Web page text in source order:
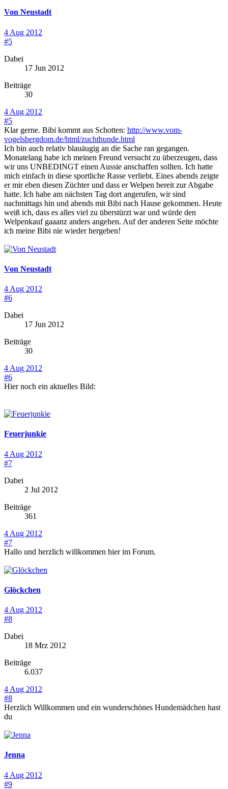
Von Neustadt
4 Aug 2012
#5
Dabei
17 Jun 2012
Beiträge
30
4 Aug 2012
#5
Klar gerne. Bibi kommt aus Schotten: http://www.vom-
vogelsbergdom.de/html/zuchthunde.html
Ich bin auch relativ blauäugig an die Sache ran gegangen.
Monatelang habe ich meinen Freund versucht zu überzeugen, dass
wir uns UNBEDINGT einen Aussie anschaffen sollten. Ich hatte
mich einfach in diese sportliche Rasse verliebt. Eines abends zeigte
er mir eben diesen Züchter und dass er Welpen bereit zur Abgabe
hatte. Ich habe am nächsten Tag dort angerufen, wir sind
nachmittags hin und abends mit Bibi nach Hause gekommen. Heute
weiß ich, dass es alles viel zu überstürzt war und würde den
Welpenkauf gaaanz anders angehen. Auf der anderen Seite möchte
ich meine Bibi nie wieder hergeben!
Von Neustadt
4 Aug 2012
#6
Dabei
17 Jun 2012
Beiträge
30
4 Aug 2012
#6
Hier noch ein aktuelles Bild:
Feuerjunkie
4 Aug 2012
#7
Dabei
2 Jul 2012
Beiträge
361
4 Aug 2012
#7
Hallo und herzlich willkommen hier im Forum.
Glöckchen
4 Aug 2012
#8
Dabei
18 Mrz 2012
Beiträge
6.037
4 Aug 2012
#8
Herzlich Willkommen und ein wunderschönes Hundemädchen hast
du
Jenna
4 Aug 2012
#9